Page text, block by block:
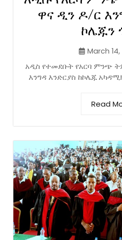
ዋና ዲን ዶ/ር
ኮሌጁን
March 14,
አዲስ የተመደቡት የአርባ ምንጭ
እንግዳ እንድርያስ ከኮሌጁ
Read